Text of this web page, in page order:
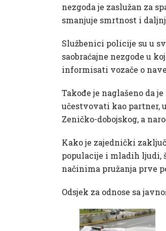
nezgoda je zaslužan za
smanjuje smrtnost i
Službenici policije su u
saobraćajne nezgode u
informisati vozače o
Takođe je naglašeno da
učestvovati kao partner,
Zeničko-dobojskog, a
Kako je zajednički
populacije i mladih ljudi,
načinima pružanja prve
Odsjek za odnose sa